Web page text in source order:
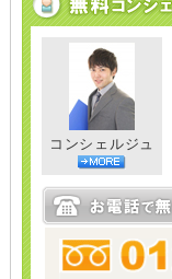
コンシェルジュ